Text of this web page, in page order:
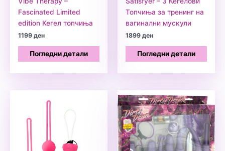
Fascinated Limited
edition Кегел топчиња
1199ден
Погледни детали
Топчиња за тренинг на
вагинални мускули
1899ден
Погледни детали